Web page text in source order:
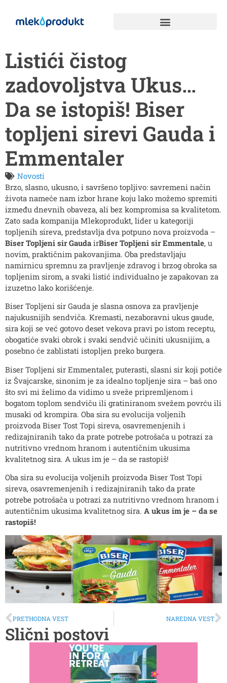
Listići čistog
zadovoljstva Ukus…
Da se istopiš! Biser
topljeni sirevi Gauda i
Emmentaler
Novosti
Brzo, slasno, ukusno, i savršeno topljivo: savremeni način
života nameće nam izbor hrane koju lako možemo spremiti
između dnevnih obaveza, ali bez kompromisa sa kvalitetom.
Zato sada kompanija Mlekoprodukt, lider u kategoriji
topljenih sireva, predstavlja dva potpuno nova proizvoda –
Biser Topljeni sir GaudairBiser Topljeni sir Emmentale, u
novim, praktičnim pakovanjima. Oba predstavljaju
namirnicu spremnu za pravljenje zdravog i brzog obroka sa
topljenim sirom, a svaki listić individualno je zapakovan za
izuzetno lako korišćenje.
Biser Topljeni sir Gauda je slasna osnova za pravljenje
najukusnijih sendviča. Kremasti, nezaboravni ukus gaude,
sira koji se već gotovo deset vekova pravi po istom receptu,
obogatiće svaki obrok i svaki sendvič učiniti ukusnijim, a
posebno će zablistati istopljen preko burgera.
Biser Topljeni sir Emmentaler, puterasti, slasni sir koji potiče
iz Švajcarske, sinonim je za idealno topljenje sira – baš ono
što svi mi želimo da vidimo u sveže pripremljenom i
bogatom toplom sendviču ili gratiniranom svežem povrću ili
musaki od krompira. Oba sira su evolucija voljenih
proizvoda Biser Tost Topi sireva, osavremenjenih i
redizajniranih tako da prate potrebe potrošača u potrazi za
nutritivno vrednom hranom i autentičnim ukusima
kvalitetnog sira. A ukus im je – da se rastopiš!
Oba sira su evolucija voljenih proizvoda Biser Tost Topi
sireva, osavremenjenih i redizajniranih tako da prate
potrebe potrošača u potrazi za nutritivno vrednom hranom i
autentičnim ukusima kvalitetnog sira. A ukus im je – da se
rastopiš!
PRETHODNA VEST NAREDNA VEST
Slični postovi